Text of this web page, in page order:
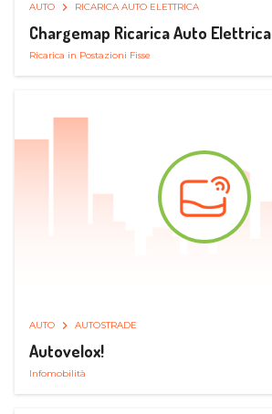
AUTO RICARICA AUTO ELETTRICA
Chargemap Ricarica Auto Elettrica
Ricarica in Postazioni Fisse
AUTO AUTOSTRADE
Autovelox!
Infomobilità